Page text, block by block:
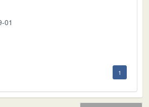
01
1